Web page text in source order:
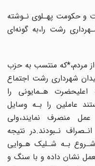
و حکومت‌ پهـلوی‌ نـوشته‌
شـهرداری رشت را،به گونه‌ای
عده‌ای از مردم،*که منتسب به حزب
شهرداری رشت اجتماع
هـمایونی را
عاملین را بـه وسایل
منصرف‌ نمایند‌،ولی
نـبودند.در نتیجه
بـه‌ شـلیک هـوایی
نشان داده و با سنگ و